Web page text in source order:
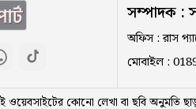
সম্পাদক :
অফিস : রাস
মোবাইল :
ওয়েবসাইটের কোনো লেখা বা ছবি অনুমতি